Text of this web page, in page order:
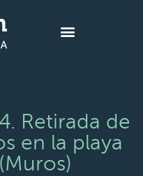
Retirada de
en la playa